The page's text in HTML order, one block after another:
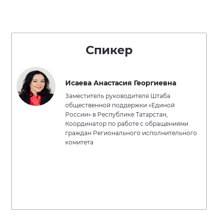
Спикер
Исаева Анастасия Георгиевна
Заместитель руководителя Штаба
общественной поддержки «Единой
России» в Республике Татарстан,
Координатор по работе с обращениями
граждан Регионального исполнительного
комитета